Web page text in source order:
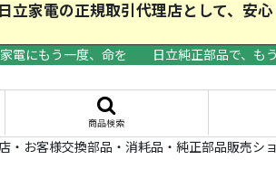
日立家電の正規取引代理店として
電にもう一度、命を
日立純正部品で、
商品検索
お客様交換部品・消耗品・純正部品販売ショ